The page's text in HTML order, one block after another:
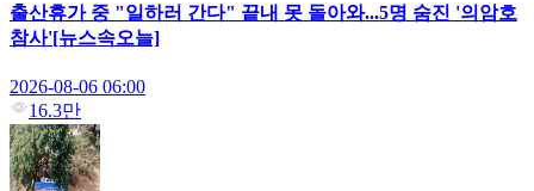
출산휴가 중 "일하러 간다" 끝내 못 돌아와...5명 숨진 '의암호
참사'[뉴스속오늘]
2026-08-06 06:00
16.3만